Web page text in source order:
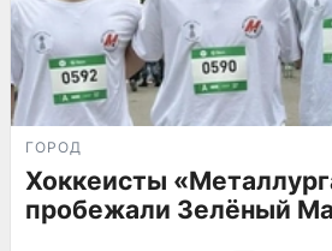
ГОРОД
Хоккеисты
пробежали Зелёный